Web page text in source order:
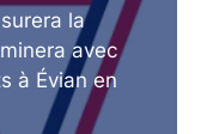
la
avec
à Évian en